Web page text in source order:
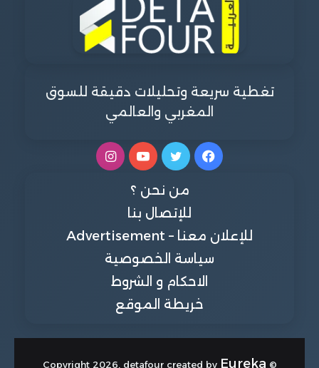
تغطية سريعة وتحليلات دقيقة للسوق
المغربي والعالمي
فيسبوكتويتر يوتيوبانستقرام
من نحن ؟
للإتصال بنا
للإعلان معنا – Advertisement
سياسة الخصوصية
الاحكام و الشروط
خريطة الموقع
© Copyright 2026, detafour created by
Eureka